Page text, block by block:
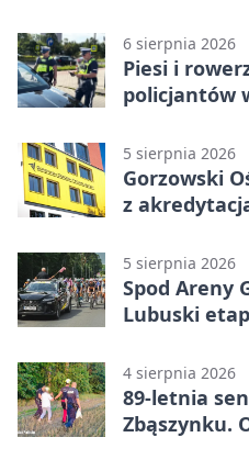
6 sierpnia 2026
Piesi i
policjantów
5 sierpnia 2026
Gorzowski
z
5 sierpnia 2026
Spod Areny
Lubuski
4 sierpnia 2026
89-letnia
Zbąszynku.